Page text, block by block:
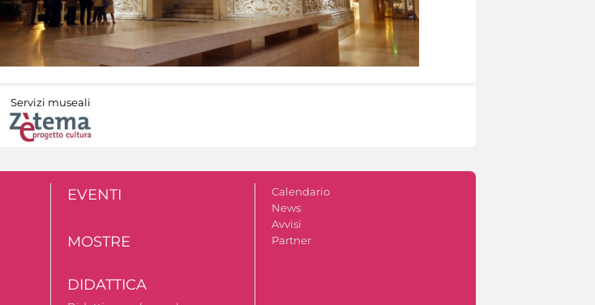
Servizi museali
EVENTI
MOSTRE
DIDATTICA
Calendario
News
Avvisi
Partner